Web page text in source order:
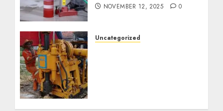
NOVEMBER 12, 2025 0
Uncategorized